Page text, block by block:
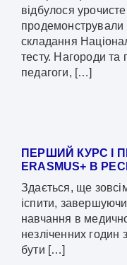
відбулося
продемонстрували
складання
тесту. Нагороди
педагоги, […]
ПЕРШИЙ КУРС І
ERASMUS+ В
Здається, ще
іспити,
навчання в
незліченних годин
бути […]